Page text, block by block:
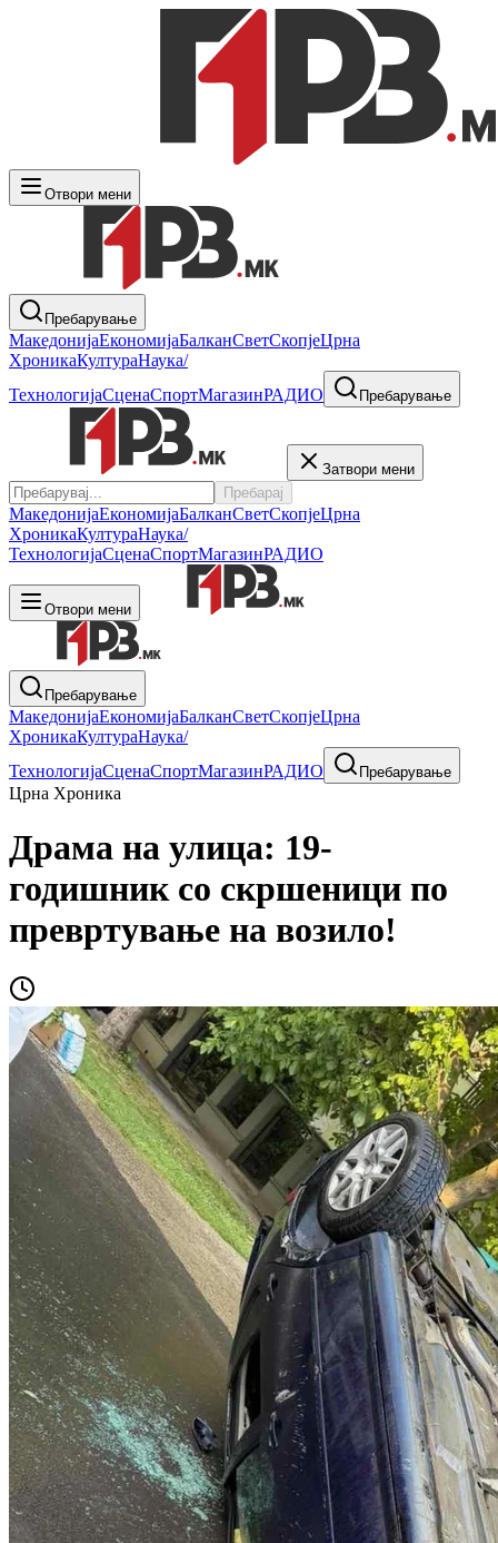
Отвори мени
Пребарување
МакедонијаЕкономијаБалканСветСкопјеЦрна
ХроникаКултураНаука/
ТехнологијаСценаСпортМагазинРАДИО Пребарување
Затвори мени
Пребарај
МакедонијаЕкономијаБалканСветСкопјеЦрна
ХроникаКултураНаука/
ТехнологијаСценаСпортМагазинРАДИО
Отвори мени
Пребарување
МакедонијаЕкономијаБалканСветСкопјеЦрна
ХроникаКултураНаука/
ТехнологијаСценаСпортМагазинРАДИО Пребарување
Црна Хроника
Драма на улица: 19-
годишник со скршеници по
превртување на возило!